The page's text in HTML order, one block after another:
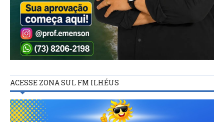
ACESSE ZONA SUL FM ILHÉUS